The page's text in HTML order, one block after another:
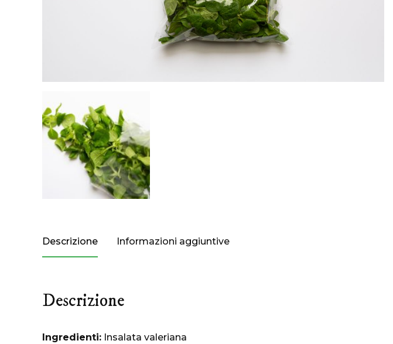
Descrizione Informazioni aggiuntive
Descrizione
Ingredienti: Insalata valeriana